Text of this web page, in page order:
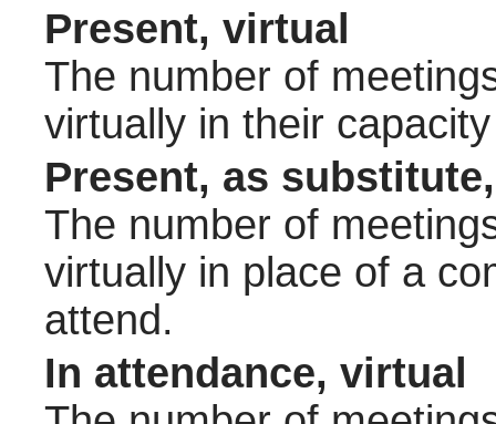
Present, virtual
The number of
virtually in their
Present, as
The number of
virtually in place of a
attend.
In attendance, virtual